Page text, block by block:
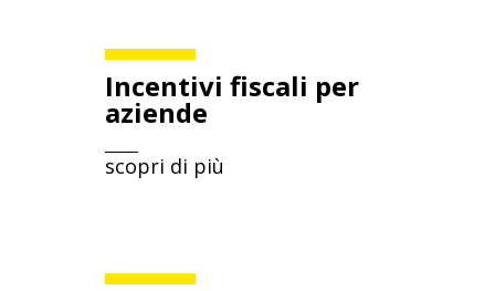
Incentivi fiscali per
aziende
scopri di più